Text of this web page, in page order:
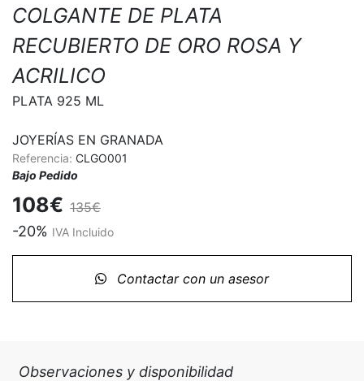
COLGANTE DE PLATA
RECUBIERTO DE ORO ROSA Y
ACRILICO
PLATA 925 ML
JOYERÍAS EN GRANADA
Referencia: CLGO001
Bajo Pedido
108€ 135€
-20% IVA Incluido
Contactar con un asesor
Observaciones y disponibilidad